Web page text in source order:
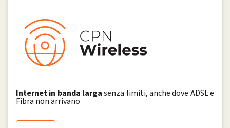
Internet in banda larga senza limiti, anche dove ADSL e
Fibra non arrivano